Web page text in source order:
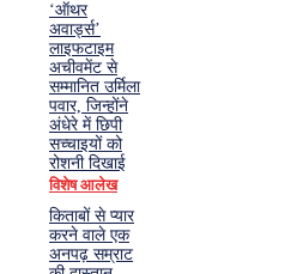
‘ऑथर
अवार्ड्स’
लाइफटाइम
अचीवमेंट से
सम्मानित उर्मिला
पवार, जिन्होंने
अंधेरे में छिपी
सच्चाइयों को
रोशनी दिखाई
विशेष आलेख
किताबों से प्यार
करने वाले एक
अनपढ़ सम्राट